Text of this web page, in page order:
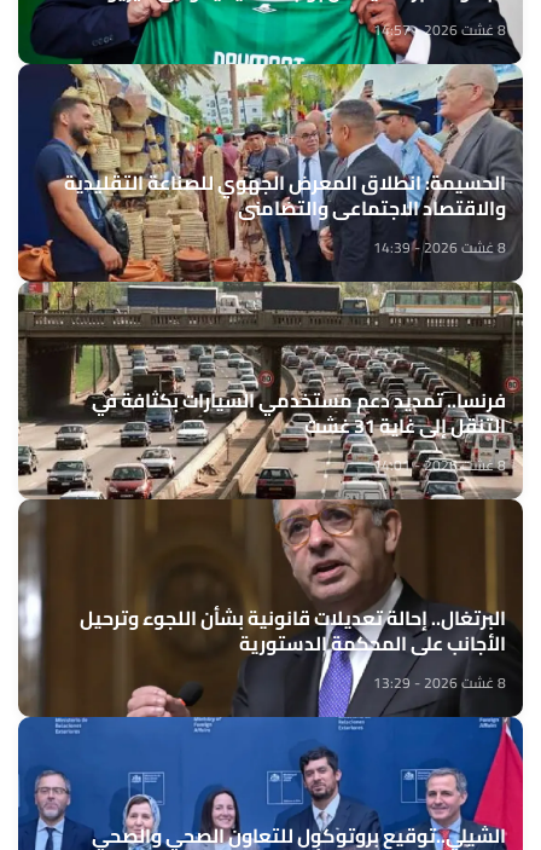
8 غشت 2026 - 14:57
الحسيمة: انطلاق المعرض الجهوي للصناعة التقليدية
والاقتصاد الاجتماعي والتضامني
8 غشت 2026 - 14:39
فرنسا.. تمديد دعم مستخدمي السيارات بكثافة في
التنقل إلى غاية 31 غشت
8 غشت 2026 - 14:01
البرتغال.. إحالة تعديلات قانونية بشأن اللجوء وترحيل
الأجانب على المحكمة الدستورية
8 غشت 2026 - 13:29
الشيلي..توقيع بروتوكول للتعاون الصحي والصحي